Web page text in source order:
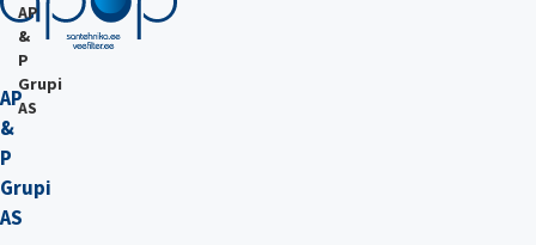
AP
&
P
Grupi
AS
AP
&
P
Grupi
AS